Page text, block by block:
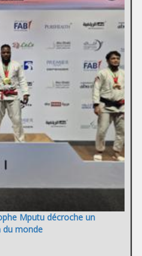
Mputu décroche un
du monde